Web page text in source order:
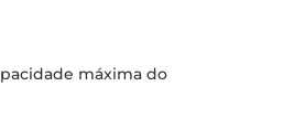
máxima do